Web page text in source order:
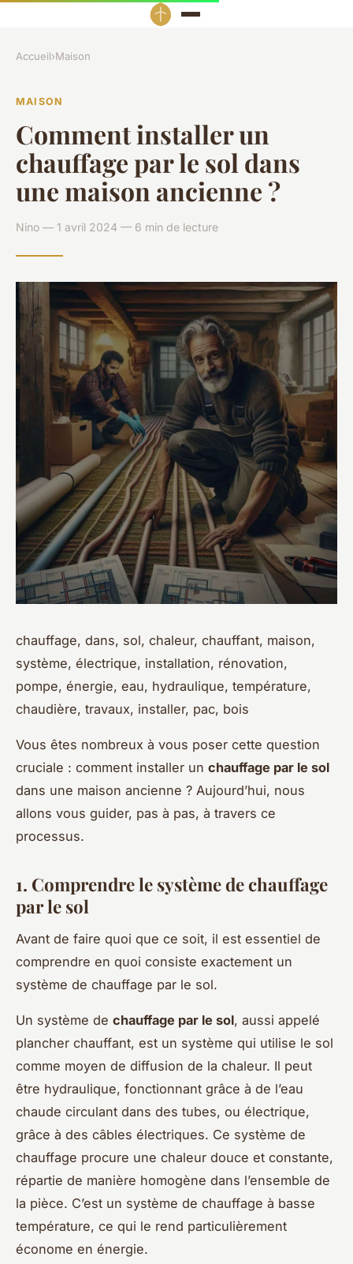
Accueil›Maison
MAISON
Comment installer un
chauffage par le sol dans
une maison ancienne ?
Nino — 1 avril 2024 — 6 min de lecture
chauffage, dans, sol, chaleur, chauffant, maison,
système, électrique, installation, rénovation,
pompe, énergie, eau, hydraulique, température,
chaudière, travaux, installer, pac, bois
Vous êtes nombreux à vous poser cette question
cruciale : comment installer un chauffage par le sol
dans une maison ancienne ? Aujourd’hui, nous
allons vous guider, pas à pas, à travers ce
processus.
1. Comprendre le système de chauffage
par le sol
Avant de faire quoi que ce soit, il est essentiel de
comprendre en quoi consiste exactement un
système de chauffage par le sol.
Un système de chauffage par le sol, aussi appelé
plancher chauffant, est un système qui utilise le sol
comme moyen de diffusion de la chaleur. Il peut
être hydraulique, fonctionnant grâce à de l’eau
chaude circulant dans des tubes, ou électrique,
grâce à des câbles électriques. Ce système de
chauffage procure une chaleur douce et constante,
répartie de manière homogène dans l’ensemble de
la pièce. C’est un système de chauffage à basse
température, ce qui le rend particulièrement
économe en énergie.